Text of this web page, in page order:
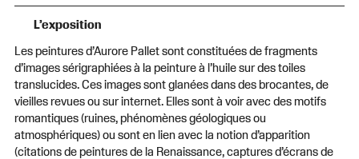
L’exposition
Les peintures d’Aurore Pallet sont constituées de fragments
d’images sérigraphiées à la peinture à l’huile sur des toiles
translucides. Ces images sont glanées dans des brocantes, de
vieilles revues ou sur internet. Elles sont à voir avec des motifs
romantiques (ruines, phénomènes géologiques ou
atmosphériques) ou sont en lien avec la notion d’apparition
(citations de peintures de la Renaissance, captures d’écrans de